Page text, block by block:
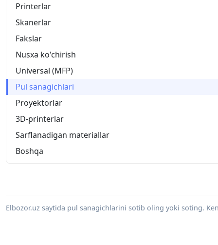
Printerlar
Skanerlar
Fakslar
Nusxa ko'chirish
Universal (MFP)
Pul sanagichlari
Proyektorlar
3D-printerlar
Sarflanadigan materiallar
Boshqa
Elbozor.uz saytida pul sanagichlarini sotib oling yoki soting.